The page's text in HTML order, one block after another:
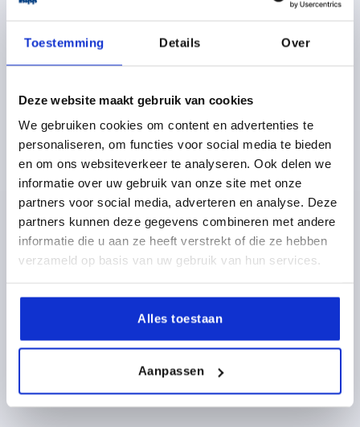
Toestemming Details Over
Deze website maakt gebruik van cookies
We gebruiken cookies om content en advertenties te
personaliseren, om functies voor social media te bieden
en om ons websiteverkeer te analyseren. Ook delen we
informatie over uw gebruik van onze site met onze
partners voor social media, adverteren en analyse. Deze
partners kunnen deze gegevens combineren met andere
informatie die u aan ze heeft verstrekt of die ze hebben
verzameld op basis van uw gebruik van hun services.
Alles toestaan
Aanpassen
Klemhefboom rvs, elektrolytisch gepolijst, met
plus verzendkosten
K1444
Spanhefbomen rvs
plus verzendkosten